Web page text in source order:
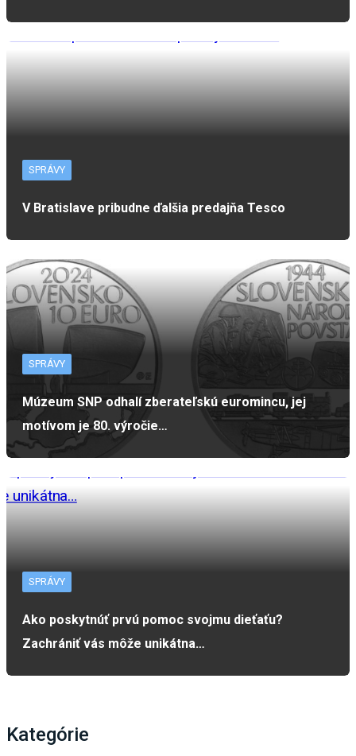
SPRÁVY
V Bratislave pribudne ďalšia predajňa Tesco
SPRÁVY
Múzeum SNP odhalí zberateľskú euromincu, jej
motívom je 80. výročie…
SPRÁVY
Ako poskytnúť prvú pomoc svojmu dieťaťu?
Zachrániť vás môže unikátna…
Kategórie